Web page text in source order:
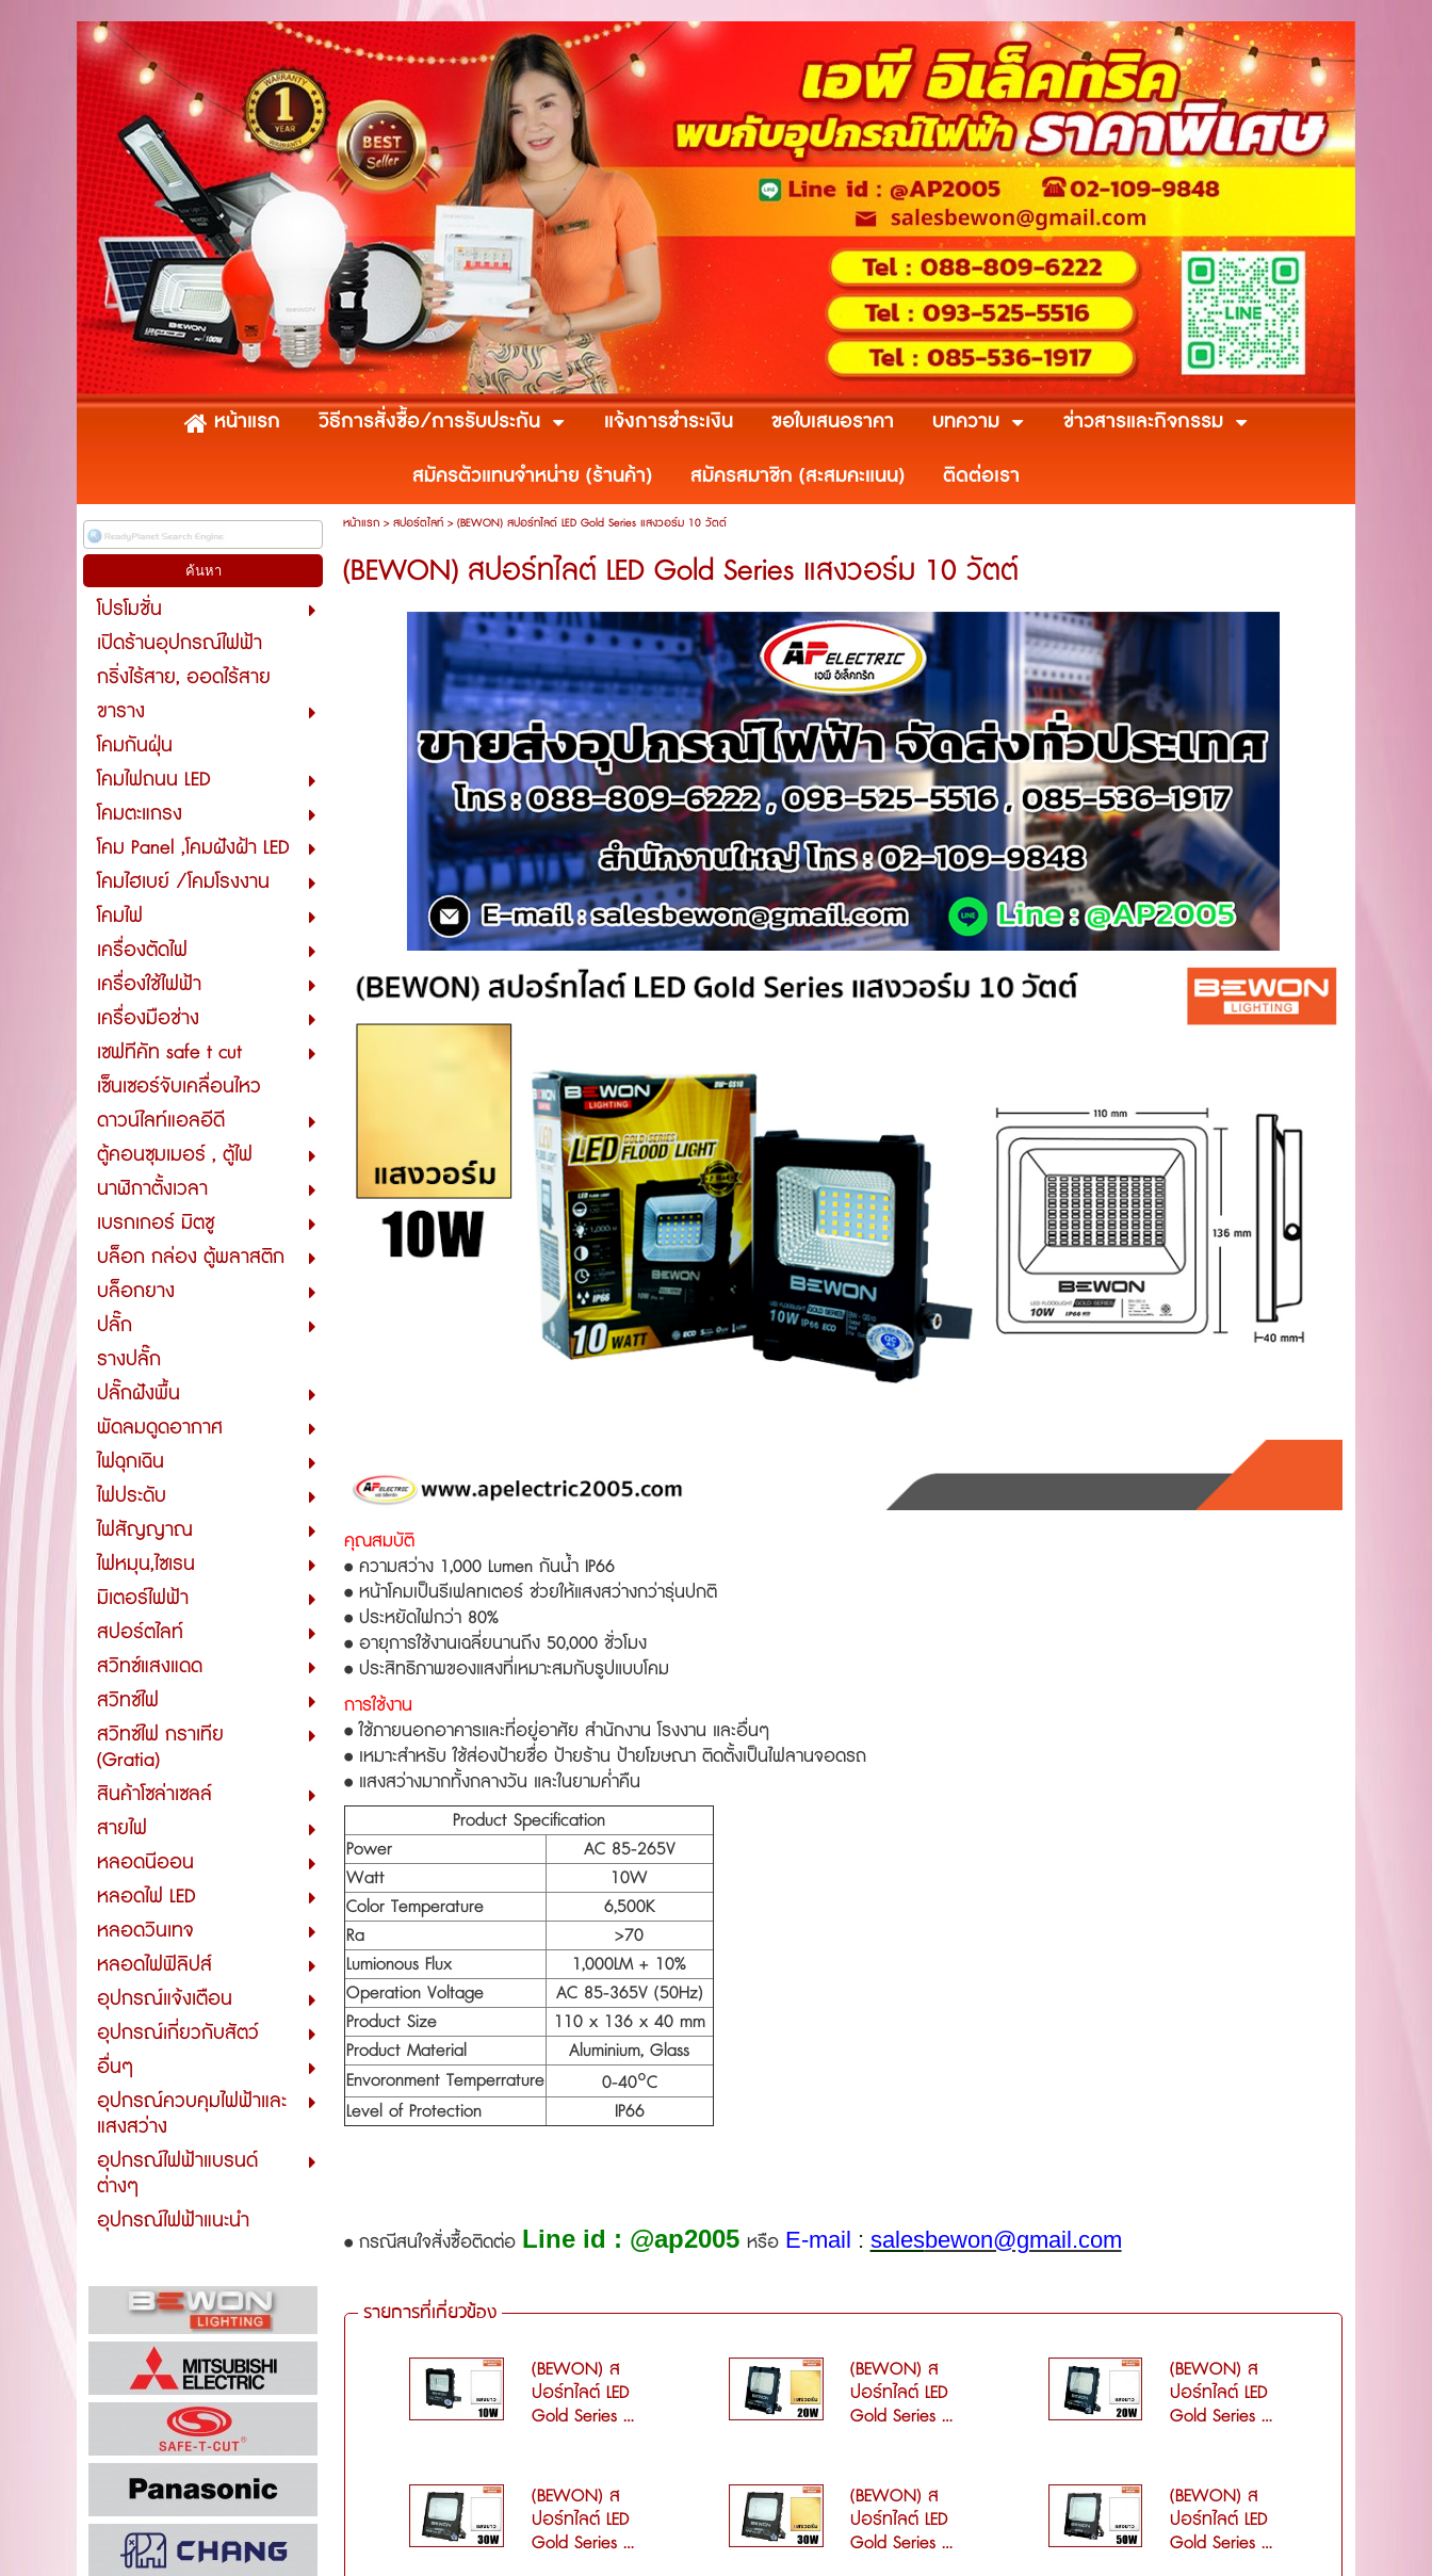
หน้าแรก วิธีการสั่งซื้อ/การรับประกัน แจ้งการชำระเงิน ขอใบเสนอราคา บทความ
ข่าวสารและกิจกรรม
สมัครตัวแทนจำหน่าย (ร้านค้า)
สมัครสมาชิก (สะสมคะแนน) ติดต่อเรา
โปรโมชั่น
เปิดร้านอุปกรณ์ไฟฟ้า
กริ่งไร้สาย, ออดไร้สาย
ขาราง
โคมกันฝุ่น
โคมไฟถนน LED
โคมตะแกรง
โคม Panel ,โคมฝังฝ้า LED
โคมไฮเบย์ /โคมโรงงาน
โคมไฟ
เครื่องตัดไฟ
เครื่องใช้ไฟฟ้า
เครื่องมือช่าง
เซฟทีคัท safe t cut
เซ็นเซอร์จับเคลื่อนไหว
ดาวน์ไลท์แอลอีดี
ตู้คอนซุมเมอร์ , ตู้ไฟ
นาฬิกาตั้งเวลา
เบรกเกอร์ มิตซู
บล็อก กล่อง ตู้พลาสติก
บล็อกยาง
ปลั๊ก
รางปลั๊ก
ปลั๊กฝังพื้น
พัดลมดูดอากาศ
ไฟฉุกเฉิน
ไฟประดับ
ไฟสัญญาณ
ไฟหมุน,ไซเรน
มิเตอร์ไฟฟ้า
สปอร์ตไลท์
สวิทซ์แสงแดด
สวิทซ์ไฟ
สวิทซ์ไฟ กราเทีย
(Gratia)
สินค้าโซล่าเซลล์
สายไฟ
หลอดนีออน
หลอดไฟ LED
หลอดวินเทจ
หลอดไฟฟิลิปส์
อุปกรณ์แจ้งเตือน
อุปกรณ์เกี่ยวกับสัตว์
อื่นๆ
อุปกรณ์ควบคุมไฟฟ้าและ
แสงสว่าง
อุปกรณ์ไฟฟ้าแบรนด์
ต่างๆ
อุปกรณ์ไฟฟ้าแนะนำ
หน้าแรก> สปอร์ตไลท์> (BEWON) สปอร์ทไลต์ LED Gold Series แสงวอร์ม 10 วัตต์
(BEWON) สปอร์ทไลต์ LED Gold Series แสงวอร์ม 10 วัตต์
คุณสมบัติ
• ความสว่าง 1,000 Lumen กันน้ำ IP66
• หน้าโคมเป็นรีเฟลทเตอร์ ช่วยให้แสงสว่างกว่ารุ่นปกติ
• ประหยัดไฟกว่า 80%
• อายุการใช้งานเฉลี่ยนานถึง 50,000 ชั่วโมง
• ประสิทธิภาพของแสงที่เหมาะสมกับรูปแบบโคม
การใช้งาน
• ใช้ภายนอกอาคารและที่อยู่อาศัย สำนักงาน โรงงาน และอื่นๆ
• เหมาะสำหรับ ใช้ส่องป้ายชื่อ ป้ายร้าน ป้ายโฆษณา ติดตั้งเป็นไฟลานจอดรถ
• แสงสว่างมากทั้งกลางวัน และในยามค่ำคืน
Product Specification
Power
AC 85-265V
Watt
10W
Color Temperature
6,500K
Ra
>70
Lumionous Flux
1,000LM + 10%
Operation Voltage
AC 85-365V (50Hz)
Product Size
110 x 136 x 40 mm
Product Material
Aluminium, Glass
Envoronment Temperrature
0-40°C
Level of Protection
IP66
• กรณีสนใจสั่งซื้อติดต่อ Line id : @ap2005 หรือ E-mail : salesbewon@gmail.com
รายการที่เกี่ยวข้อง
(BEWON) ส
ปอร์ทไลต์ LED
Gold Series ...
(BEWON) ส
ปอร์ทไลต์ LED
Gold Series ...
(BEWON) ส
ปอร์ทไลต์ LED
Gold Series ...
(BEWON) ส
ปอร์ทไลต์ LED
Gold Series ...
(BEWON) ส
ปอร์ทไลต์ LED
Gold Series ...
(BEWON) ส
ปอร์ทไลต์ LED
Gold Series ...